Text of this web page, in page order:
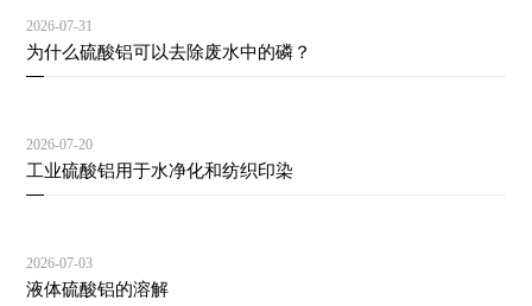
2026-07-31
为什么硫酸铝可以去除废水中的磷？
2026-07-20
工业硫酸铝用于水净化和纺织印染
2026-07-03
液体硫酸铝的溶解